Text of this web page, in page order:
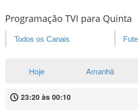
Programação TVI para Quinta
Todos os Canais
Hoje Amanhã
23:20 às 00:10